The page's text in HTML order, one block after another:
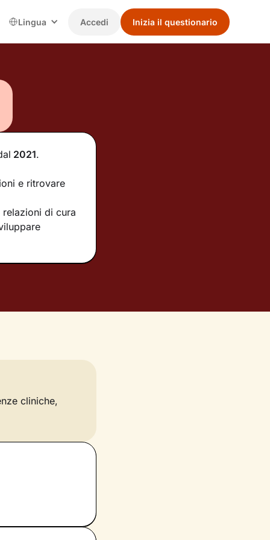
Lingua Accedi Inizia il questionario
2021.
e ritrovare
di cura
cliniche,